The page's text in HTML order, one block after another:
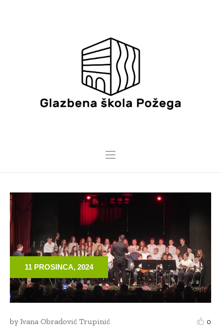
11 PROSINCA, 2024
0
by Ivana Obradović Trupinić